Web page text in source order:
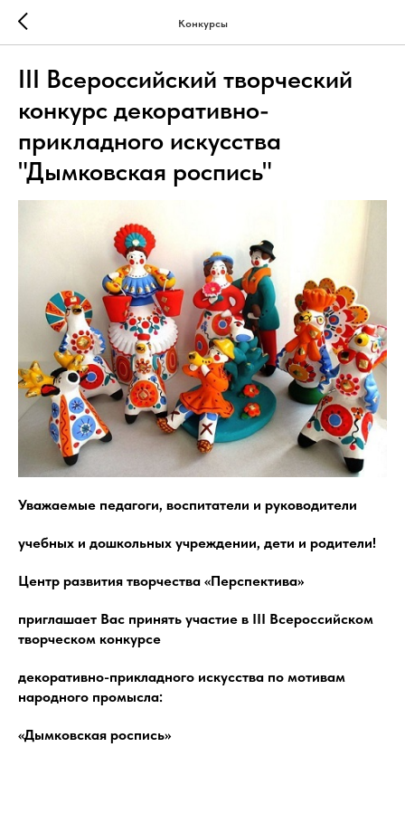
Конкурсы
III Всероссийский творческий
конкурс декоративно-
прикладного искусства
"Дымковская роспись"
Уважаемые педагоги, воспитатели и руководители
учебных и дошкольных учреждении, дети и родители!
Центр развития творчества «Перспектива»
приглашает Вас принять участие в III Всероссийском
творческом конкурсе
декоративно-прикладного искусства по мотивам
народного промысла:
«Дымковская роспись»